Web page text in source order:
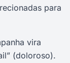
para
vira
(doloroso).